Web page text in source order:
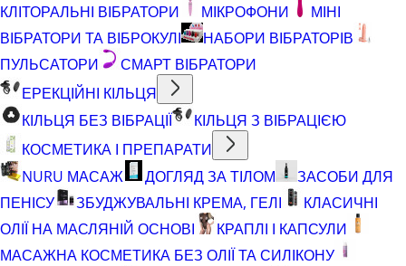
КЛІТОРАЛЬНІ ВІБРАТОРИ
МІКРОФОНИ
МІНІ
ВІБРАТОРИ ТА ВІБРОКУЛІ
НАБОРИ ВІБРАТОРІВ
ПУЛЬСАТОРИ
СМАРТ ВІБРАТОРИ
ЕРЕКЦІЙНІ КІЛЬЦЯ
КІЛЬЦЯ БЕЗ ВІБРАЦІЇ
КІЛЬЦЯ З ВІБРАЦІЄЮ
КОСМЕТИКА І ПРЕПАРАТИ
NURU МАСАЖ
ДОГЛЯД ЗА ТІЛОМ
ЗАСОБИ ДЛЯ
ПЕНІСУ
ЗБУДЖУВАЛЬНІ КРЕМА, ГЕЛІ
КЛАСИЧНІ
ОЛІЇ НА МАСЛЯНІЙ ОСНОВІ
КРАПЛІ І КАПСУЛИ
МАСАЖНА КОСМЕТИКА БЕЗ ОЛІЇ ТА СИЛІКОНУ